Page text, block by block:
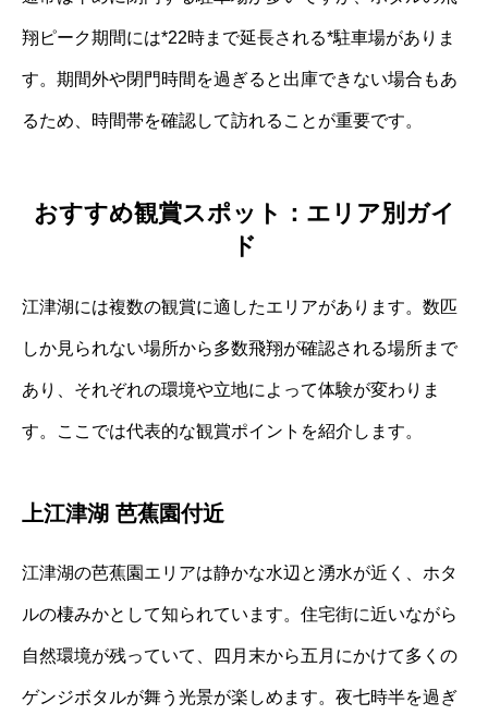
翔ピーク期間には*22時まで延長される*駐車場がありま
す。期間外や閉門時間を過ぎると出庫できない場合もあ
るため、時間帯を確認して訪れることが重要です。
おすすめ観賞スポット：エリア別ガイ
ド
江津湖には複数の観賞に適したエリアがあります。数匹
しか見られない場所から多数飛翔が確認される場所まで
あり、それぞれの環境や立地によって体験が変わりま
す。ここでは代表的な観賞ポイントを紹介します。
上江津湖 芭蕉園付近
江津湖の芭蕉園エリアは静かな水辺と湧水が近く、ホタ
ルの棲みかとして知られています。住宅街に近いながら
自然環境が残っていて、四月末から五月にかけて多くの
ゲンジボタルが舞う光景が楽しめます。夜七時半を過ぎ